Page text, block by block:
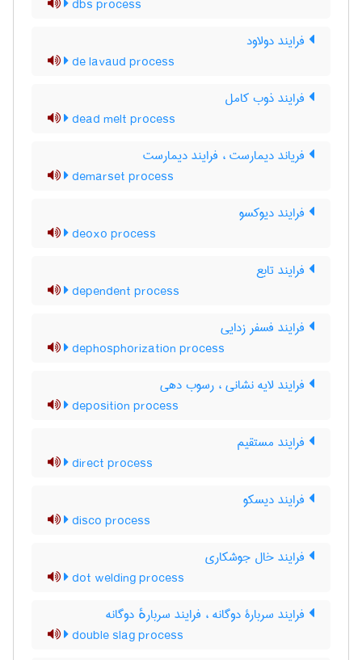
dbs process
فرایند دولاود
de lavaud process
فرایند ذوب کامل
dead melt process
فریاند دیمارست ، فرایند دیمارست
demarset process
فرایند دیوکسو
deoxo process
فرایند تابع
dependent process
فرایند فسفر زدایی
dephosphorization process
فرایند لایه نشانی ، رسوب دهی
deposition process
فرایند مستقیم
direct process
فرایند دیسکو
disco process
فرایند خال جوشکاری
dot welding process
فرایند سربارۀ دوگانه ، فرایند سربارهٔ دوگانه
double slag process